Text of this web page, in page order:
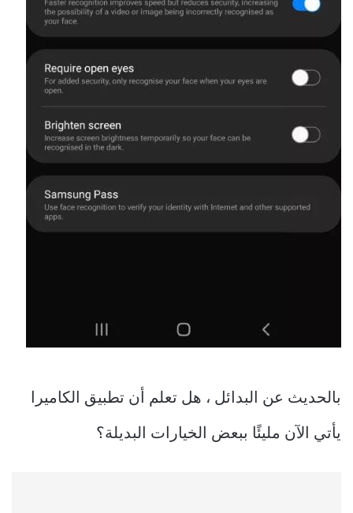
بالحديث عن البدائل ، هل تعلم أن تطبيق الكاميرا
يأتي الآن مليئًا ببعض الخيارات البديلة؟